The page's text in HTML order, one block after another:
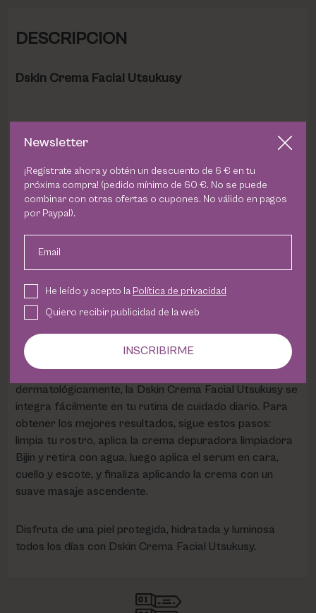
DESCRIPCION
Dskin Crema Facial Utsukusy
Es la solución perfecta para un cuidado diario completo
producción de vitamina D y lumisterol, proporcionando
una reserva esencial de vitamina D para tu piel. Con un
SPF 50, ofrece una protección efectiva contra los
Enriquecida con Nectaria Lithops, la crema mejora el
tono y la textura de la piel, brindando un efecto
iluminador sin brillos y una hidratación profunda.
Además, favorece la microcirculación y la oxigenación
de la piel, dejándola radiante y saludable.
Adecuada para todo tipo de piel y testada
dermatológicamente, la Dskin Crema Facial Utsukusy se
integra fácilmente en tu rutina de cuidado diario. Para
obtener los mejores resultados, sigue estos pasos:
limpia tu rostro, aplica la crema depuradora limpiadora
Bijin y retira con agua, luego aplica el serum en cara,
cuello y escote, y finaliza aplicando la crema con un
suave masaje ascendente.
Disfruta de una piel protegida, hidratada y luminosa
todos los días con Dskin Crema Facial Utsukusy.
Newsletter
¡Regístrate ahora y obtén un descuento de 6 € en tu
próxima compra! (pedido mínimo de 60 €. No se puede
combinar con otras ofertas o cupones. No válido en pagos
por Paypal).
Email
He leído y acepto la Política de privacidad
Quiero recibir publicidad de la web
INSCRIBIRME